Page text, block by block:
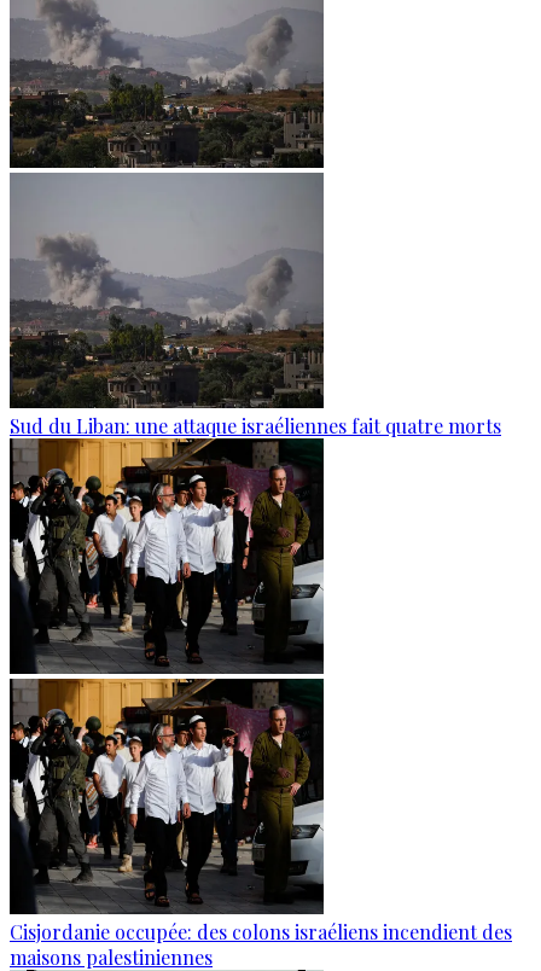
Sud du Liban: une attaque israéliennes fait quatre morts
Cisjordanie occupée: des colons israéliens incendient des
maisons palestiniennes